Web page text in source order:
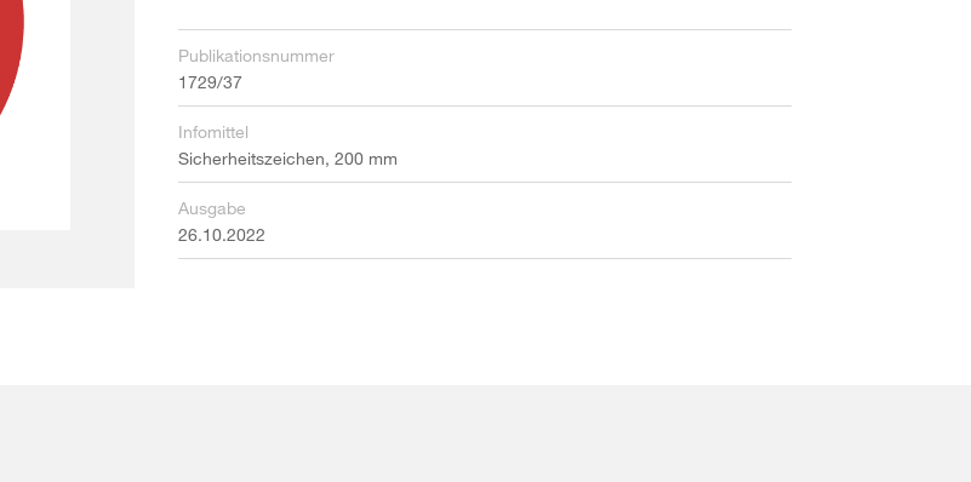
Publikationsnummer
1729/37
Infomittel
Sicherheitszeichen, 200 mm
Ausgabe
26.10.2022